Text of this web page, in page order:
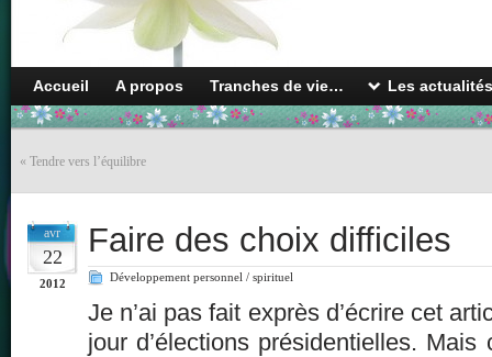
Accueil A propos Tranches de vie… Les
« Tendre vers l’équilibre
avr
22
2012
Faire des choix difficiles
Développement personnel / spirituel
Je n’ai pas fait exprès d’écrire cet
jour d’élections présidentielles.